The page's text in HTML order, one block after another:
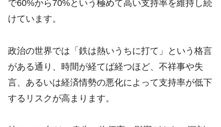
で60%から70%という極めて高い支持率を維持し続
けています。
政治の世界では「鉄は熱いうちに打て」という格言
がある通り、時間が経てば経つほど、不祥事や失
言、あるいは経済情勢の悪化によって支持率が低下
するリスクが高まります。